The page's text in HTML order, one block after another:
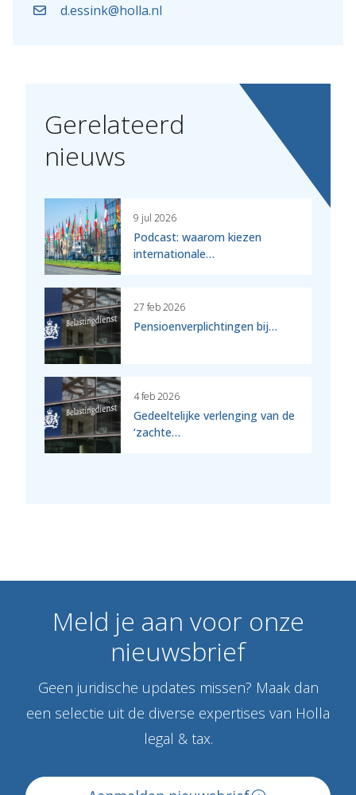
d.essink@holla.nl
Gerelateerd
nieuws
9 jul 2026
Podcast: waarom kiezen
internationale…
27 feb 2026
Pensioenverplichtingen bij…
4 feb 2026
Gedeeltelijke verlenging van de
‘zachte…
Meld je aan voor onze
nieuwsbrief
Geen juridische updates missen? Maak dan
een selectie uit de diverse expertises van Holla
legal & tax.